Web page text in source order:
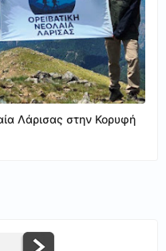
Λάρισας στην Κορυφή